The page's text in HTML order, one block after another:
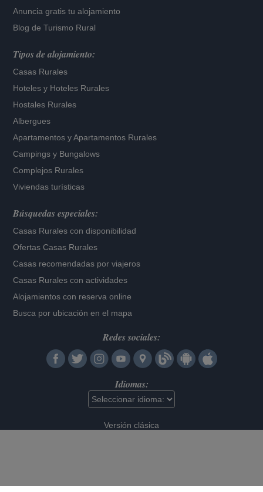
Anuncia gratis tu alojamiento
Blog de Turismo Rural
Tipos de alojamiento:
Casas Rurales
Hoteles y Hoteles Rurales
Hostales Rurales
Albergues
Apartamentos yApartamentos Rurales
Campings y Bungalows
Complejos Rurales
Viviendas turísticas
Búsquedas especiales:
Casas Rurales con disponibilidad
Ofertas Casas Rurales
Casas recomendadas por viajeros
Casas Rurales con actividades
Alojamientos con reserva online
Busca por ubicación en el mapa
Redes sociales:
Idiomas:
Versión clásica